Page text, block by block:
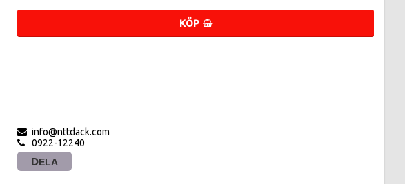
KÖP
info@nttdack.com
0922-12240
DELA